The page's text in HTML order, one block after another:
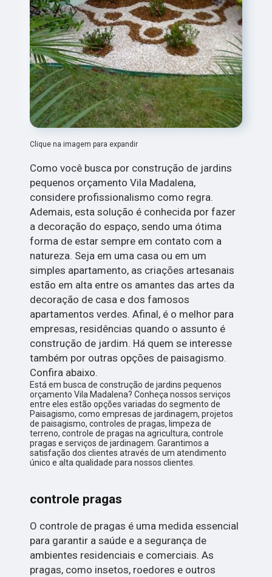
Clique na imagem para expandir
Como você busca por construção de jardins
pequenos orçamento Vila Madalena,
considere profissionalismo como regra.
Ademais, esta solução é conhecida por fazer
a decoração do espaço, sendo uma ótima
forma de estar sempre em contato com a
natureza. Seja em uma casa ou em um
simples apartamento, as criações artesanais
estão em alta entre os amantes das artes da
decoração de casa e dos famosos
apartamentos verdes. Afinal, é o melhor para
empresas, residências quando o assunto é
construção de jardim. Há quem se interesse
também por outras opções de paisagismo.
Confira abaixo.
Está em busca de construção de jardins pequenos
orçamento Vila Madalena? Conheça nossos serviços
entre eles estão opções variadas do segmento de
Paisagismo, como empresas de jardinagem, projetos
de paisagismo, controles de pragas, limpeza de
terreno, controle de pragas na agricultura, controle
pragas e serviços de jardinagem. Garantimos a
satisfação dos clientes através de um atendimento
único e alta qualidade para nossos clientes.
controle pragas
O controle de pragas é uma medida essencial
para garantir a saúde e a segurança de
ambientes residenciais e comerciais. As
pragas, como insetos, roedores e outros